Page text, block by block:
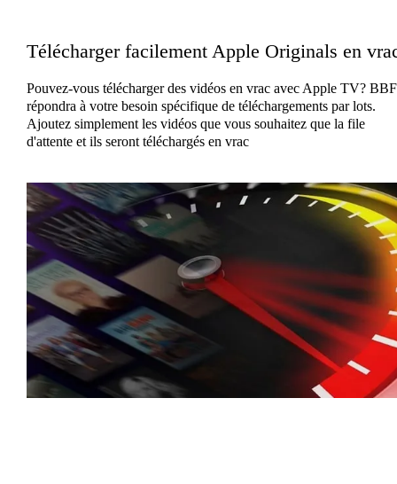
Télécharger facilement Apple Originals en
Pouvez-vous télécharger des vidéos en vrac avec Apple TV?
répondra à votre besoin spécifique de téléchargements par lots.
Ajoutez simplement les vidéos que vous souhaitez que la file
d'attente et ils seront téléchargés en vrac